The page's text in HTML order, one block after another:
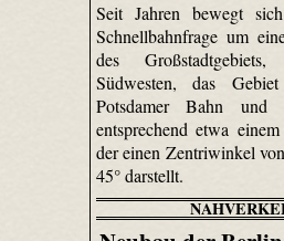
Seit Jahren bewegt
Schnellbahnfrage um
des
Südwesten, das
Potsdamer Bahn und
entsprechend etwa
der einen Zentriwinkel
45° darstellt.